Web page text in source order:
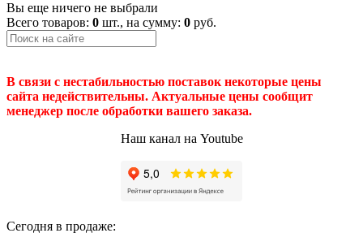
Вы еще ничего не выбрали
Всего товаров: 0 шт., на сумму: 0 руб.
В связи с нестабильностью поставок некоторые цены
сайта недействительны. Актуальные цены сообщит
менеджер после обработки вашего заказа.
Наш канал на Youtube
Сегодня в продаже: